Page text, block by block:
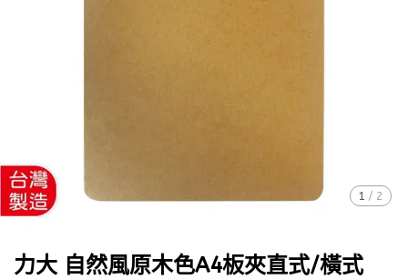
1 / 2
力大 自然風原木色A4板夾直式/橫式